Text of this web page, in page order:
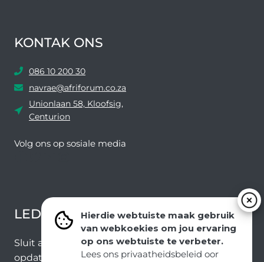
Hierdie webtuiste maak gebruik
van webkoekies om jou ervaring
op ons webtuiste te verbeter.
Lees ons privaatheidsbeleid oor
KONTAK ONS
086 10 200 30
navrae@afriforum.co.za
Unionlaan 58, Kloofsig,
Centurion
Volg ons ​​op sosiale media
LEDEVOORDELE NUUSBRIEF
Sluit aan by ons e-poslys om die nuutste nuus en
opdaterings van ons span te ontvang.